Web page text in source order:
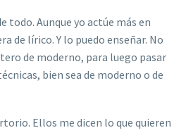
todo. Aunque yo actúe más en
de lírico. Y lo puedo enseñar. No
de moderno, para luego pasar
bien sea de moderno o de
Ellos me dicen lo que quieren